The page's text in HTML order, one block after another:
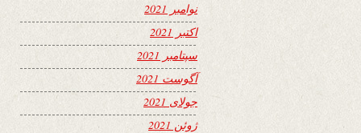
نوامبر 2021
اکتبر 2021
سپتامبر 2021
آگوست 2021
جولای 2021
ژوئن 2021